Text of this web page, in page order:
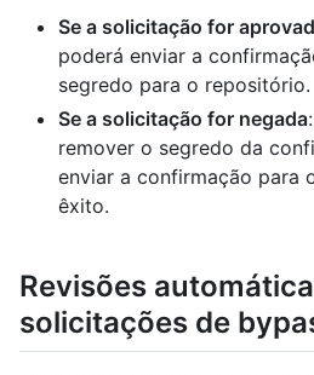
Se a solicitação for
poderá enviar a
segredo para o repositório.
Se a solicitação for negada
remover o segredo da
enviar a confirmação para
êxito.
Revisões
solicitações de